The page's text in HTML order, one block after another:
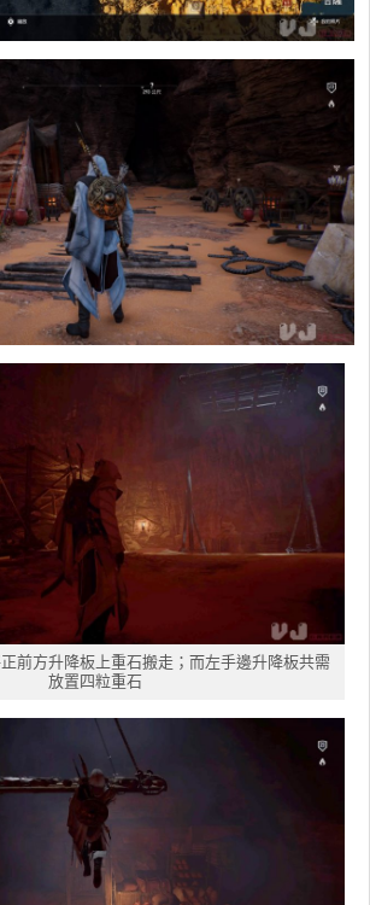
前方升降板上重石搬走；而左手邊升降板共需
放置四粒重石